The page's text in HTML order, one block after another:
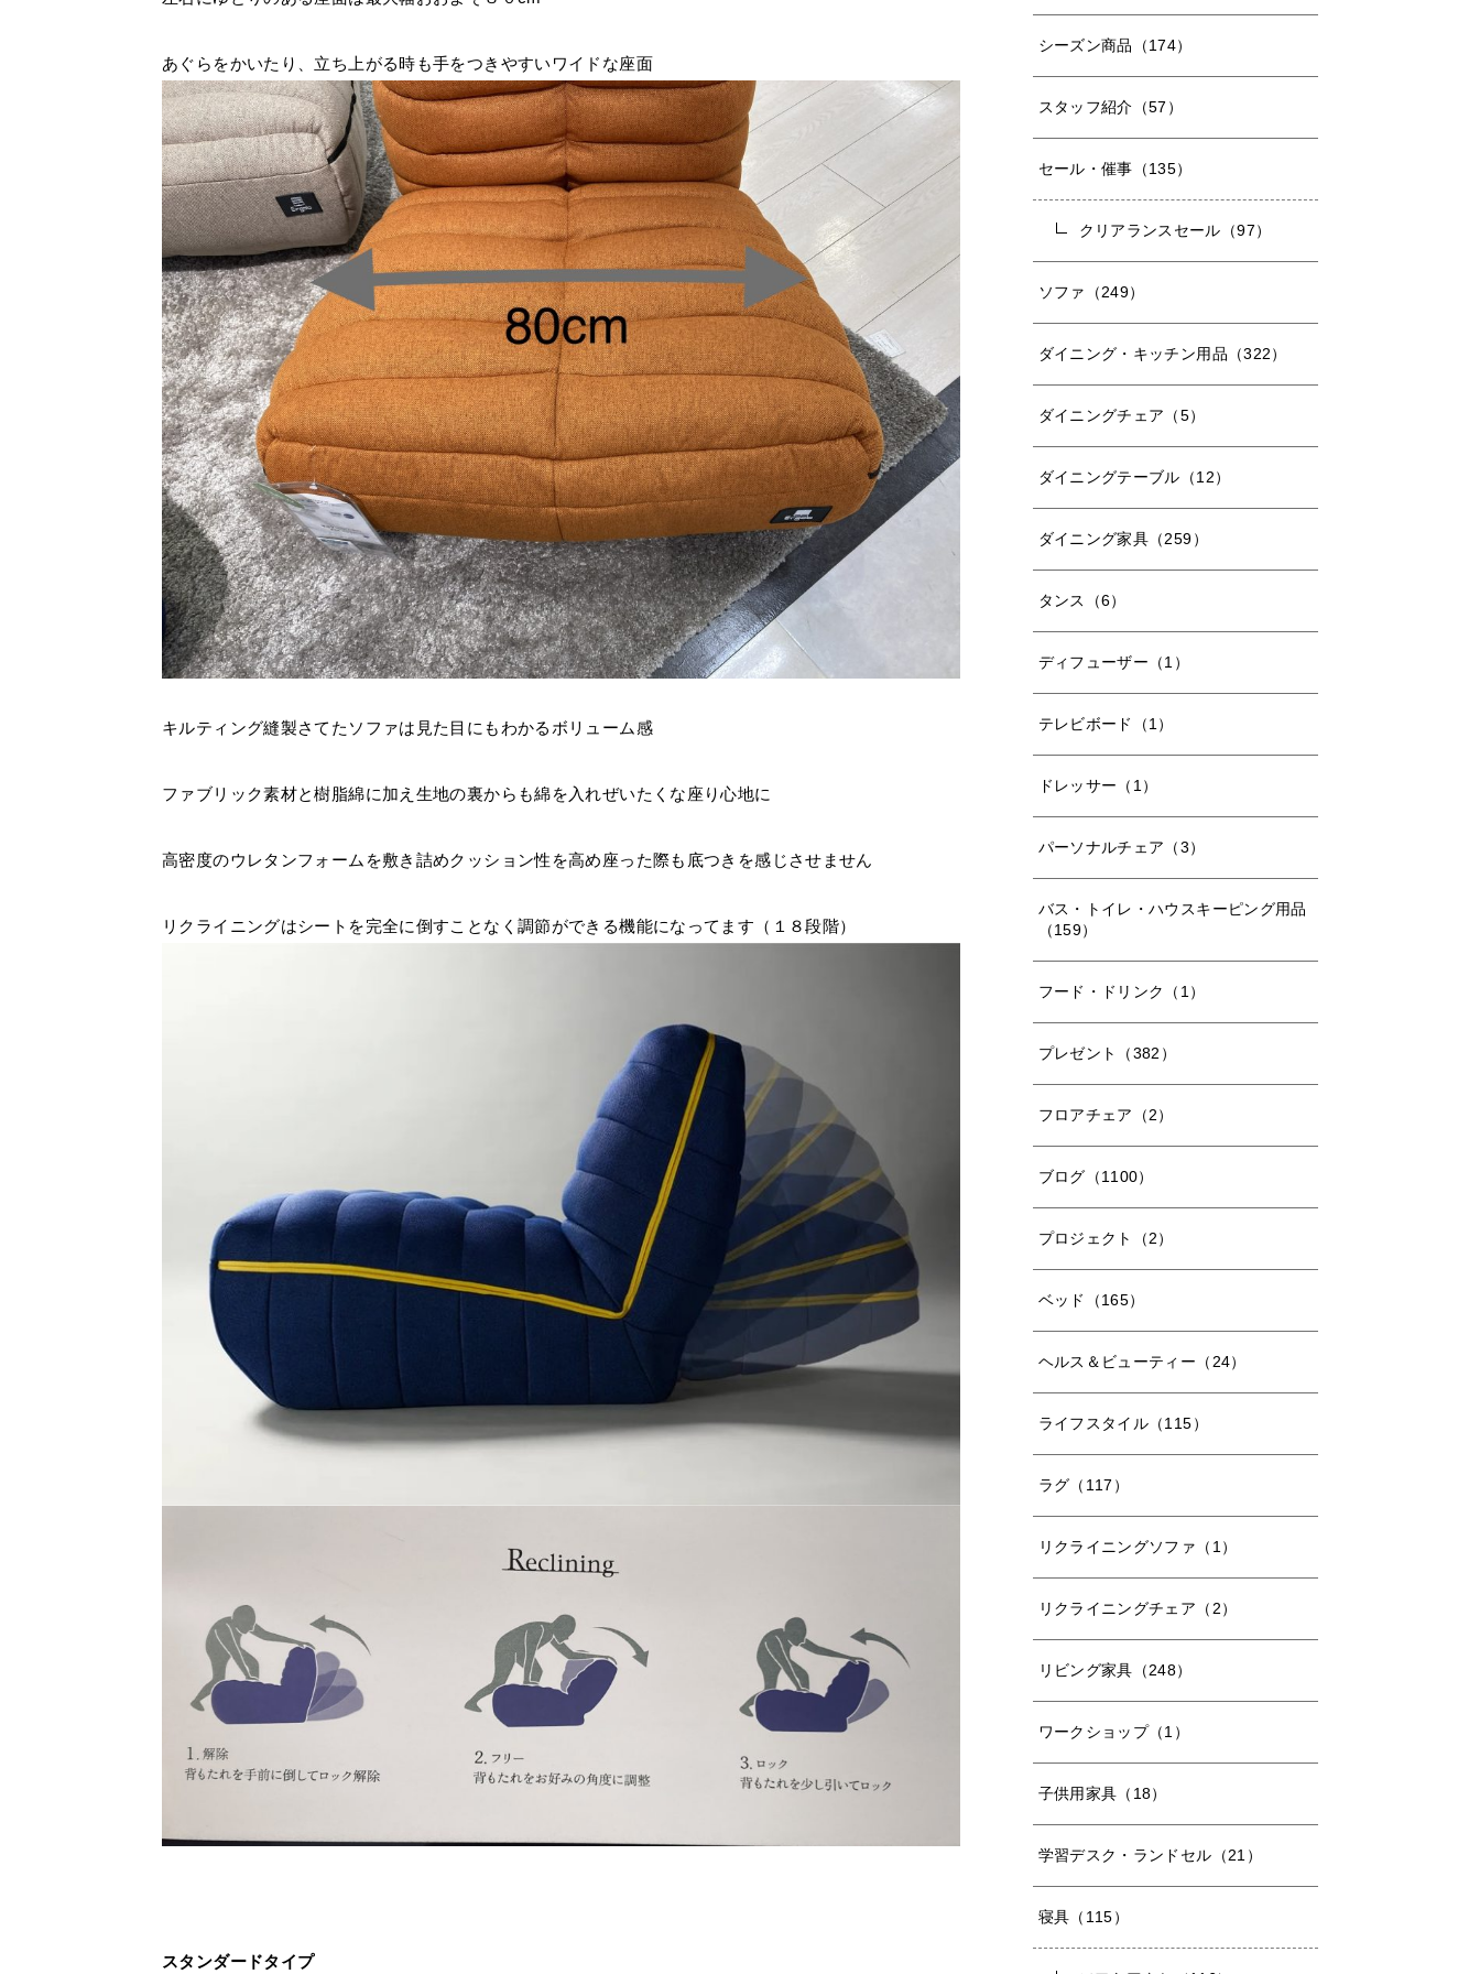
あぐらをかいたり、立ち上がる時も手をつきやすいワイドな座面
キルティング縫製さてたソファは見た目にもわかるボリューム感
ファブリック素材と樹脂綿に加え生地の裏からも綿を入れぜいたくな座り心地に
高密度のウレタンフォームを敷き詰めクッション性を高め座った際も底つきを感じさせません
リクライニングはシートを完全に倒すことなく調節ができる機能になってます（１８段階）
スタンダードタイプ
シーズン商品（174）
スタッフ紹介（57）
セール・催事（135）
クリアランスセール（97）
ソファ（249）
ダイニング・キッチン用品（322）
ダイニングチェア（5）
ダイニングテーブル（12）
ダイニング家具（259）
タンス（6）
ディフューザー（1）
テレビボード（1）
ドレッサー（1）
パーソナルチェア（3）
バス・トイレ・ハウスキーピング用品
（159）
フード・ドリンク（1）
プレゼント（382）
フロアチェア（2）
ブログ（1100）
プロジェクト（2）
ベッド（165）
ヘルス＆ビューティー（24）
ライフスタイル（115）
ラグ（117）
リクライニングソファ（1）
リクライニングチェア（2）
リビング家具（248）
ワークショップ（1）
子供用家具（18）
学習デスク・ランドセル（21）
寝具（115）